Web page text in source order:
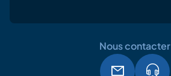
Nous contacter